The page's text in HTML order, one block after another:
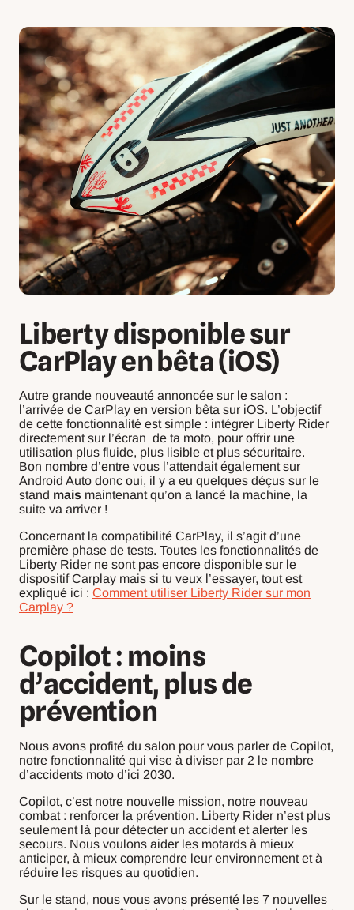
Liberty disponible sur
CarPlay en bêta (iOS)
Autre grande nouveauté annoncée sur le salon :
l’arrivée de CarPlay en version bêta sur iOS. L’objectif
de cette fonctionnalité est simple : intégrer Liberty Rider
directement sur l’écran de ta moto, pour offrir une
utilisation plus fluide, plus lisible et plus sécuritaire.
Bon nombre d’entre vous l’attendait également sur
Android Auto donc oui, il y a eu quelques déçus sur le
stand mais maintenant qu’on a lancé la machine, la
suite va arriver !
Concernant la compatibilité CarPlay, il s’agit d’une
première phase de tests. Toutes les fonctionnalités de
Liberty Rider ne sont pas encore disponible sur le
dispositif Carplay mais si tu veux l’essayer, tout est
expliqué ici : Comment utiliser Liberty Rider sur mon
Carplay ?
Copilot : moins
d’accident, plus de
prévention
Nous avons profité du salon pour vous parler de Copilot,
notre fonctionnalité qui vise à diviser par 2 le nombre
d’accidents moto d’ici 2030.
Copilot, c’est notre nouvelle mission, notre nouveau
combat : renforcer la prévention. Liberty Rider n’est plus
seulement là pour détecter un accident et alerter les
secours. Nous voulons aider les motards à mieux
anticiper, à mieux comprendre leur environnement et à
réduire les risques au quotidien.
Sur le stand, nous vous avons présenté les 7 nouvelles